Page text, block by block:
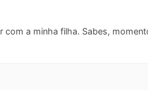
a minha filha. Sabes,